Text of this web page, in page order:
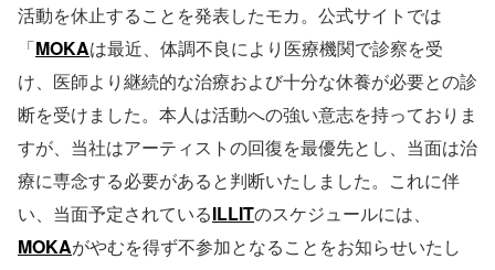
活動を休止することを発表したモカ。公式サイトでは
「MOKAは最近、体調不良により医療機関で診察を受
け、医師より継続的な治療および十分な休養が必要との診
断を受けました。本人は活動への強い意志を持っておりま
すが、当社はアーティストの回復を最優先とし、当面は治
療に専念する必要があると判断いたしました。これに伴
い、当面予定されているILLITのスケジュールには、
MOKAがやむを得ず不参加となることをお知らせいたし